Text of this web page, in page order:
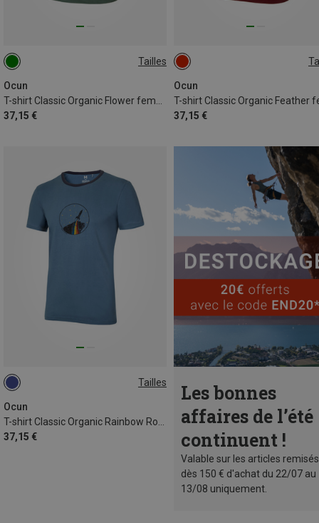
Tailles
Ocun
T-shirt Classic Organic Flower femme
37,15 €
XS
Ocun
37,15 €
XS
Tailles
Ocun
T-shirt Classic Organic Rainbow Rocket homme
37,15 €
S
Les bonnes
affaires de l’été
continuent !
Valable sur les articles remisés
dès 150 € d'achat du 22/07 au
13/08 uniquement.